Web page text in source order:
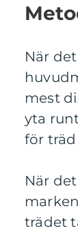
När
mest
yta
för träd
När
trädet